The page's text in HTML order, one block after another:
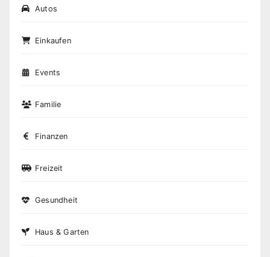
Autos
Einkaufen
Events
Familie
Finanzen
Freizeit
Gesundheit
Haus & Garten